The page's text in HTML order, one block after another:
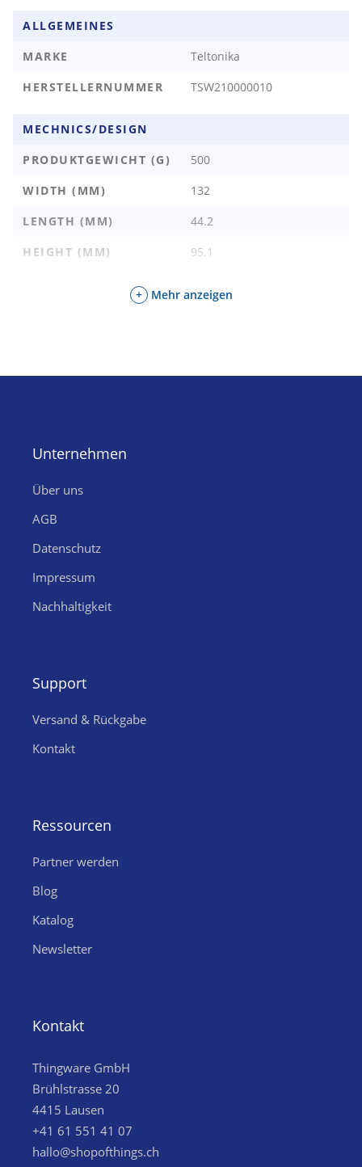
(RJ45):
8
NETZWERK PORTS POE:
NETZWERK SPEED
10/100/1000
ALLGEMEINES
MARKE
Teltonika
HERSTELLERNUMMER
TSW210000010
MECHNICS/DESIGN
PRODUKTGEWICHT (G)
500
WIDTH (MM)
132
LENGTH (MM)
44.2
HEIGHT (MM)
95.1
+ Mehr anzeigen
Unternehmen
Über uns
AGB
Datenschutz
Impressum
Nachhaltigkeit
Support
Versand & Rückgabe
Kontakt
Ressourcen
Partner werden
Blog
Katalog
Newsletter
Kontakt
Thingware GmbH
Brühlstrasse 20
4415 Lausen
+41 61 551 41 07
hallo@shopofthings.ch